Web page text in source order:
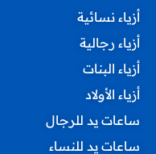
أزياء نسائية
أزياء رجالية
أزياء البنات
أزياء الأولاد
ساعات يد للرجال
ساعات يد للنساء